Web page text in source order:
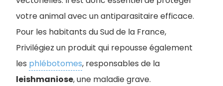
votre animal avec un antiparasitaire efficace.
Pour les habitants du Sud de la France,
Privilégiez un produit qui repousse également
les phlébotomes, responsables de la
leishmaniose, une maladie grave.